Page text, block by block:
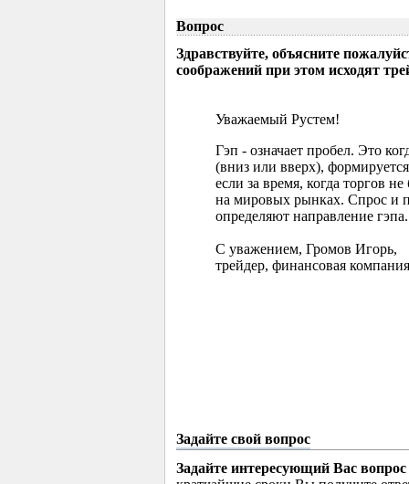
Вопрос
Здравствуйте, объясните
соображений при этом исходят
Уважаемый Рустем!
Гэп - означает пробел. Это
(вниз или вверх),
если за время, когда торгов
на мировых рынках. Спрос и
определяют направление гэпа.
С уважением, Громов Игорь,
трейдер, финансовая
Задайте свой вопрос
Задайте интересующий Вас вопрос